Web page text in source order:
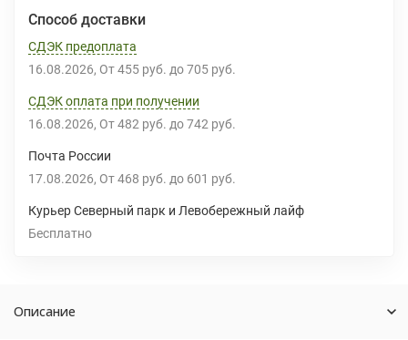
Способ доставки
СДЭК предоплата
16.08.2026 От 455 руб. до 705 руб.
СДЭК оплата при получении
16.08.2026 От 482 руб. до 742 руб.
Почта России
17.08.2026 От 468 руб. до 601 руб.
Курьер Северный парк и Левобережный лайф
Бесплатно
Описание